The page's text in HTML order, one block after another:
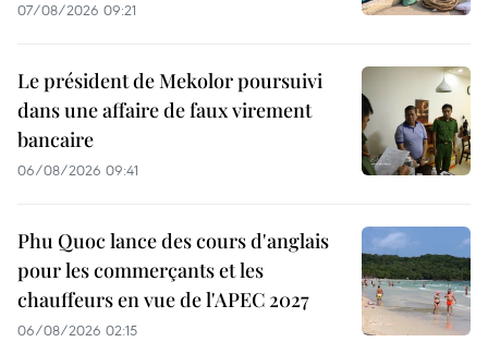
07/08/2026 09:21
Le président de Mekolor poursuivi
dans une affaire de faux virement
bancaire
06/08/2026 09:41
Phu Quoc lance des cours d'anglais
pour les commerçants et les
chauffeurs en vue de l'APEC 2027
06/08/2026 02:15